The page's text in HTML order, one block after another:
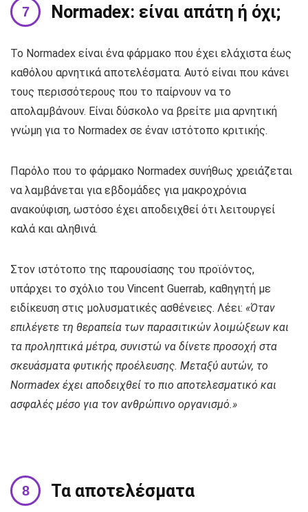
Normadex: είναι απάτη ή όχι;
Το Normadex είναι ένα φάρμακο που έχει ελάχιστα έως
καθόλου αρνητικά αποτελέσματα. Αυτό είναι που κάνει
τους περισσότερους που το παίρνουν να το
απολαμβάνουν. Είναι δύσκολο να βρείτε μια αρνητική
γνώμη για το Normadex σε έναν ιστότοπο κριτικής.
Παρόλο που το φάρμακο Normadex συνήθως χρειάζεται
να λαμβάνεται για εβδομάδες για μακροχρόνια
ανακούφιση, ωστόσο έχει αποδειχθεί ότι λειτουργεί
καλά και αληθινά.
Στον ιστότοπο της παρουσίασης του προϊόντος,
υπάρχει το σχόλιο του Vincent Guerrab, καθηγητή με
ειδίκευση στις μολυσματικές ασθένειες. Λέει: «Όταν
επιλέγετε τη θεραπεία των παρασιτικών λοιμώξεων και
τα προληπτικά μέτρα, συνιστώ να δίνετε προσοχή στα
σκευάσματα φυτικής προέλευσης. Μεταξύ αυτών, το
Normadex έχει αποδειχθεί το πιο αποτελεσματικό και
ασφαλές μέσο για τον ανθρώπινο οργανισμό.»
Τα αποτελέσματα